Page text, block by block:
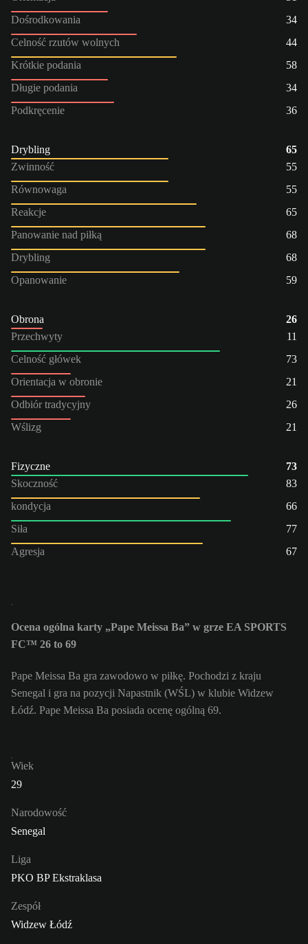
Dośrodkowania
34
Celność rzutów wolnych
44
Krótkie podania
58
Długie podania
34
Podkręcenie
36
Drybling
65
Zwinność
55
Równowaga
55
Reakcje
65
Panowanie nad piłką
68
Drybling
68
Opanowanie
59
Obrona
26
Przechwyty
11
Celność główek
73
Orientacja w obronie
21
Odbiór tradycyjny
26
Wślizg
21
Fizyczne
73
Skoczność
83
kondycja
66
Siła
77
Agresja
67
Ocena ogólna karty „Pape Meissa Ba” w grze EA SPORTS
FC™ 26 to 69
Pape Meissa Ba gra zawodowo w piłkę. Pochodzi z kraju
Senegal i gra na pozycji Napastnik (WŚL) w klubie Widzew
Łódź. Pape Meissa Ba posiada ocenę ogólną 69.
Wiek
29
Narodowość
Senegal
Liga
PKO BP Ekstraklasa
Zespół
Widzew Łódź